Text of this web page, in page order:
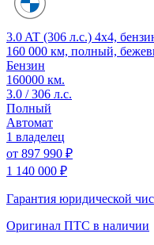
3.0 AT (306 л.с.) 4x4,
160 000 км, полный,
Бензин
160000 км.
3.0 / 306 л.с.
Полный
Автомат
1 владелец
от 897 990 ₽
1 140 000 ₽
Гарантия юридической
Оригинал ПТС в наличии